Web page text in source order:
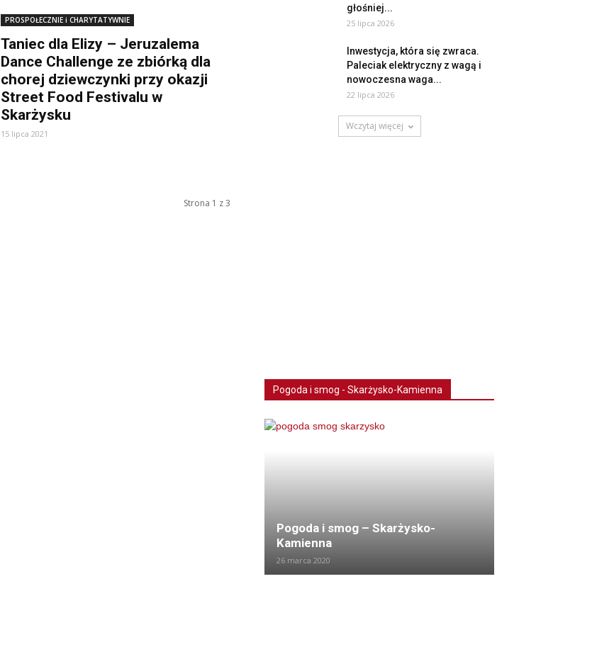
PROSPOŁECZNIE i CHARYTATYWNIE
Taniec dla Elizy – Jeruzalema
Dance Challenge ze zbiórką dla
chorej dziewczynki przy okazji
Street Food Festivalu w
Skarżysku
15 lipca 2021
Strona 1 z 3
głośniej...
25 lipca 2026
Inwestycja, która się zwraca.
Paleciak elektryczny z wagą i
nowoczesna waga...
22 lipca 2026
Wczytaj więcej
Pogoda i smog - Skarżysko-Kamienna
Pogoda i smog – Skarżysko-
Kamienna
26 marca 2020